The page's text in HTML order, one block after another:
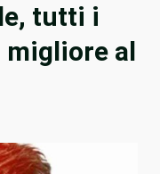
tutti i
migliore al